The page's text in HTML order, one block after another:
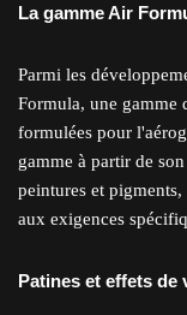
La gamme Air
Parmi les
Formula, une gamme
formulées pour
gamme à partir de
peintures et
aux exigences
Patines et effets de